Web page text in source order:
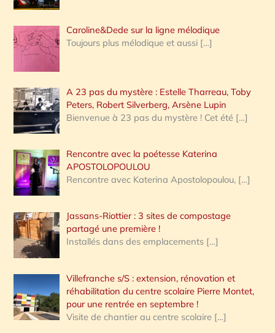
Caroline&Dede sur la ligne mélodique
Toujours plus mélodique et aussi […]
A 23 pas du mystère : Estelle Tharreau, Toby
Peters, Robert Silverberg, Arsène Lupin
Bienvenue à 23 pas du mystère ! Cet été […]
Rencontre avec la poétesse Katerina
APOSTOLOPOULOU
Rencontre avec Katerina Apostolopoulou, […]
Jassans-Riottier : 3 sites de compostage
partagé une première !
Installés dans des emplacements […]
Villefranche s/S : extension, rénovation et
réhabilitation du centre scolaire Pierre Montet,
pour une rentrée en septembre !
Visite de chantier au centre scolaire […]